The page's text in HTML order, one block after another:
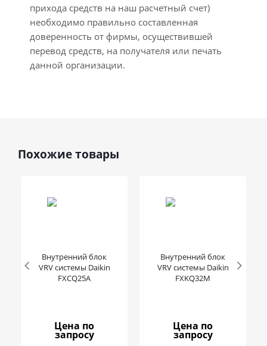
прихода средств на наш расчетный счет)
необходимо правильно составленная
доверенность от фирмы, осуществившей
перевод средств, на получателя или печать
данной организации.
Похожие товары
Внутренний блок
VRV системы Daikin
FXCQ25A
Цена по
запросу
Внутренний блок
VRV системы Daikin
FXKQ32M
Цена по
запросу